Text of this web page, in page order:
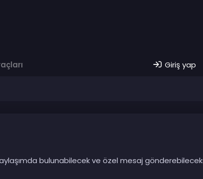
Giriş yap
bulunabilecek ve özel mesaj